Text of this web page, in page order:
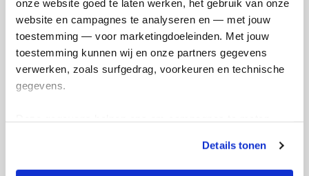
onze website goed te laten werken, het gebruik van onze
website en campagnes te analyseren en — met jouw
toestemming — voor marketingdoeleinden. Met jouw
toestemming kunnen wij en onze partners gegevens
verwerken, zoals surfgedrag, voorkeuren en technische
gegevens.
tonen. Je kunt je toestemming op elk moment wijzigen of
intrekken via Cookie instellingen onderaan de pagina. De
Details tonen